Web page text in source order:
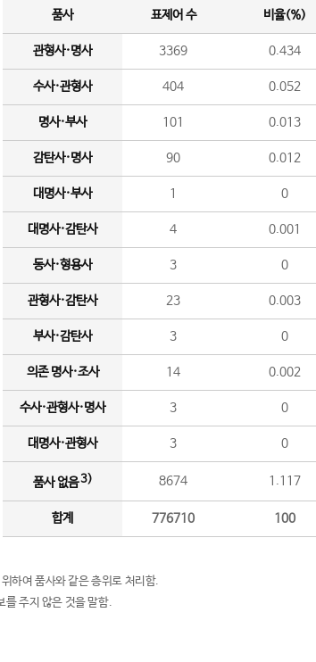
품사 표제어 수 비율(%)
관형사·명사 3369 0.434
수사·관형사 404 0.052
명사·부사 101 0.013
감탄사·명사 90 0.012
대명사·부사 1 0
대명사·감탄사 4 0.001
동사·형용사 3 0
관형사·감탄사 23 0.003
부사·감탄사 3 0
의존 명사·조사 14 0.002
수사·관형사·명사 3 0
대명사·관형사 3 0
품사 없음3) 8674 1.117
합계 776710 100
하여 품사와 같은 층위로 처리함.
를 주지 않은 것을 말함.